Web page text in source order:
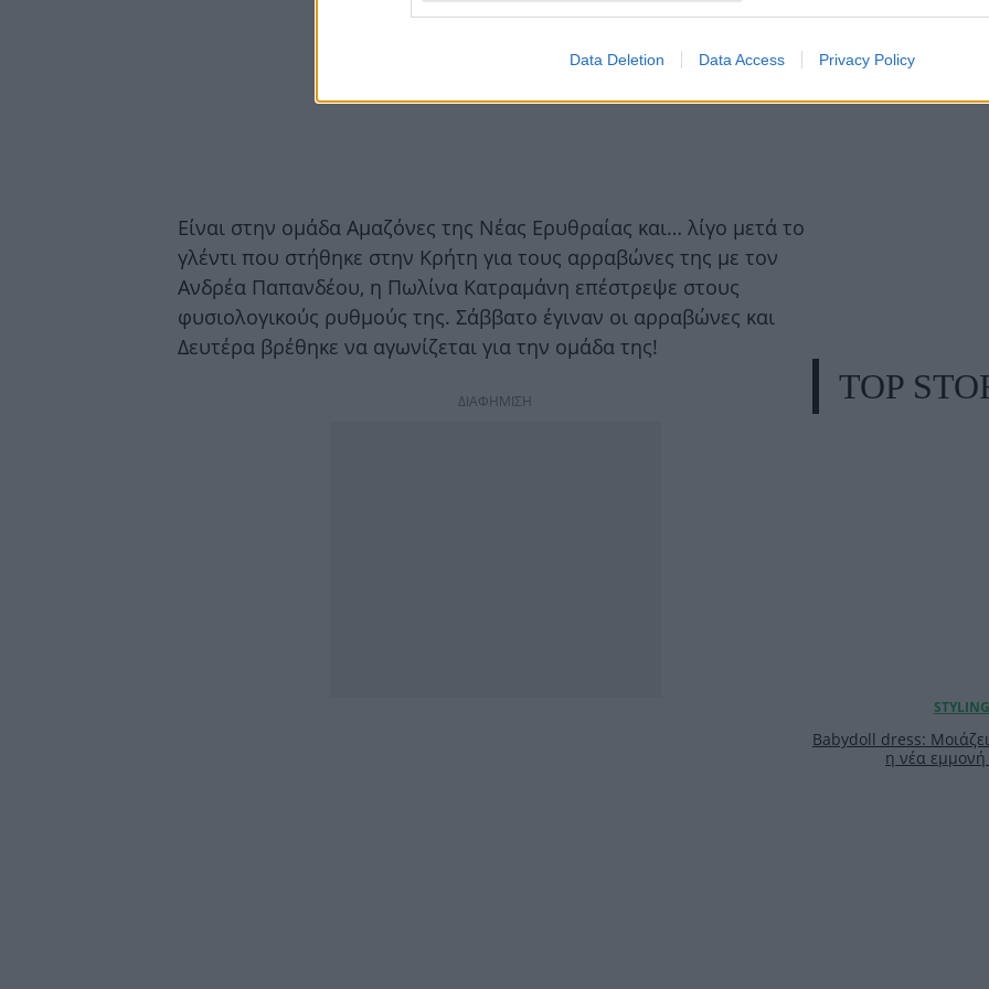
Data Deletion Data Access Privacy Policy
Είναι στην ομάδα Αμαζόνες της Νέας Ερυθραίας και… λίγο μετά το
γλέντι που στήθηκε στην Κρήτη για τους αρραβώνες της με τον
Ανδρέα Παπανδέου, η Πωλίνα Κατραμάνη επέστρεψε στους
φυσιολογικούς ρυθμούς της. Σάββατο έγιναν οι αρραβώνες και
Δευτέρα βρέθηκε να αγωνίζεται για την ομάδα της!
ΔΙΑΦΗΜΙΣΗ TOP
Babydoll dress:
η νέα